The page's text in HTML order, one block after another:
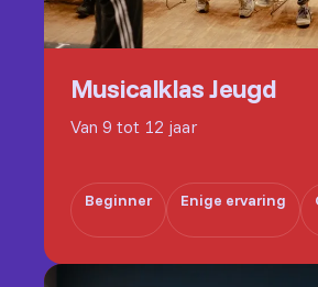
Musicalklas Jeugd
Van 9 tot 12 jaar
Beginner Enige ervaring